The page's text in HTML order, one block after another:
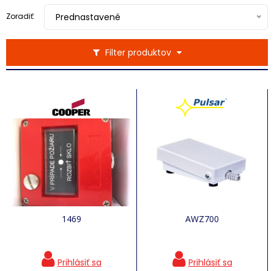
Filter produktov
Zoradiť: Prednastavené
1469 AWZ700